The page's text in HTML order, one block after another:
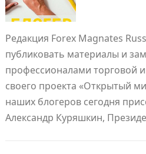
Редакция Forex Magnates
публиковать материалы и
профессионалами торговой
своего проекта «Открытый
наших блогеров сегодня
Александр Куряшкин,